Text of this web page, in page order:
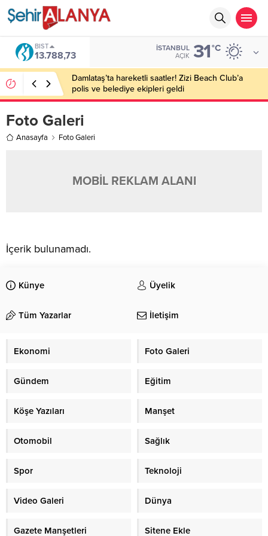
BIST
13.788,73
İSTANBUL
AÇIK 31°C
Damlataş’ta hareketli saatler! Zizi Beach Club’a
polis ve belediye ekipleri geldi
Foto Galeri
Anasayfa Foto Galeri
MOBİL REKLAM ALANI
İçerik bulunamadı.
Künye Üyelik
Tüm Yazarlar İletişim
Ekonomi Foto Galeri
Gündem Eğitim
Köşe Yazıları Manşet
Otomobil Sağlık
Spor Teknoloji
Video Galeri Dünya
Gazete Manşetleri Sitene Ekle